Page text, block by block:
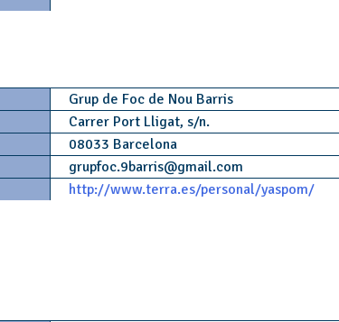
Grup de Foc de Nou Barris
Carrer Port Lligat, s/n.
08033 Barcelona
grupfoc.9barris@gmail.com
http://www.terra.es/personal/yaspom/